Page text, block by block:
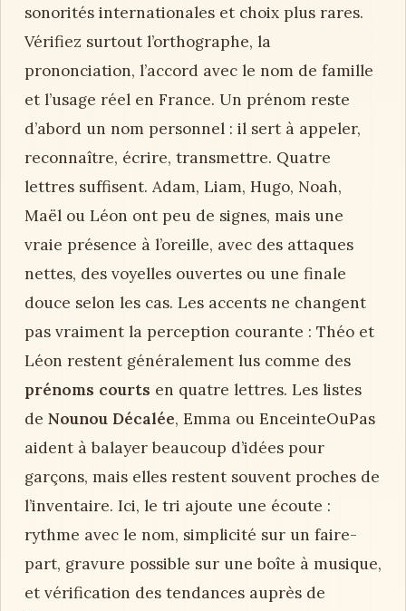
sonorités internationales et choix plus rares.
Vérifiez surtout l’orthographe, la
prononciation, l’accord avec le nom de famille
et l’usage réel en France. Un prénom reste
d’abord un nom personnel : il sert à appeler,
reconnaître, écrire, transmettre. Quatre
lettres suffisent. Adam, Liam, Hugo, Noah,
Maël ou Léon ont peu de signes, mais une
vraie présence à l’oreille, avec des attaques
nettes, des voyelles ouvertes ou une finale
douce selon les cas. Les accents ne changent
pas vraiment la perception courante : Théo et
Léon restent généralement lus comme des
prénoms courts en quatre lettres. Les listes
de Nounou Décalée, Emma ou EnceinteOuPas
aident à balayer beaucoup d’idées pour
garçons, mais elles restent souvent proches de
l’inventaire. Ici, le tri ajoute une écoute :
rythme avec le nom, simplicité sur un faire-
part, gravure possible sur une boîte à musique,
et vérification des tendances auprès de